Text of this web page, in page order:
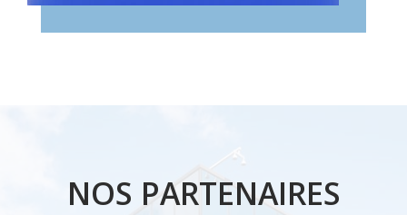
NOS PARTENAIRES